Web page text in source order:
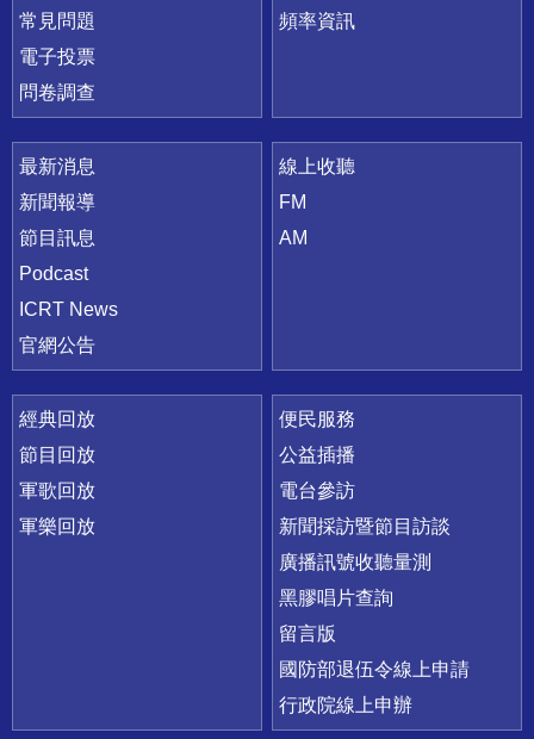
常見問題
電子投票
問卷調查
頻率資訊
最新消息
新聞報導
節目訊息
Podcast
ICRT News
官網公告
線上收聽
FM
AM
經典回放
節目回放
軍歌回放
軍樂回放
便民服務
公益插播
電台參訪
新聞採訪暨節目訪談
廣播訊號收聽量測
黑膠唱片查詢
留言版
國防部退伍令線上申請
行政院線上申辦